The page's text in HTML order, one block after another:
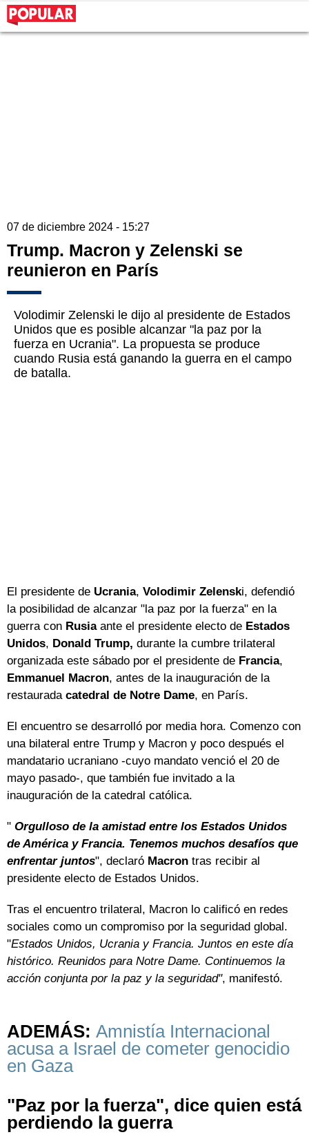
07 de diciembre 2024 - 15:27
Trump. Macron y Zelenski se
reunieron en París
Volodimir Zelenski le dijo al presidente de Estados
Unidos que es posible alcanzar "la paz por la
fuerza en Ucrania". La propuesta se produce
cuando Rusia está ganando la guerra en el campo
de batalla.
El presidente de Ucrania, Volodimir Zelenski, defendió
la posibilidad de alcanzar "la paz por la fuerza" en la
guerra con Rusia ante el presidente electo de Estados
Unidos, Donald Trump, durante la cumbre trilateral
organizada este sábado por el presidente de Francia,
Emmanuel Macron, antes de la inauguración de la
restaurada catedral de Notre Dame, en París.
El encuentro se desarrolló por media hora. Comenzo con
una bilateral entre Trump y Macron y poco después el
mandatario ucraniano -cuyo mandato venció el 20 de
mayo pasado-, que también fue invitado a la
inauguración de la catedral católica.
" Orgulloso de la amistad entre los Estados Unidos
de América y Francia. Tenemos muchos desafíos que
enfrentar juntos", declaró Macron tras recibir al
presidente electo de Estados Unidos.
Tras el encuentro trilateral, Macron lo calificó en redes
sociales como un compromiso por la seguridad global.
"Estados Unidos, Ucrania y Francia. Juntos en este día
histórico. Reunidos para Notre Dame. Continuemos la
acción conjunta por la paz y la seguridad", manifestó.
ADEMÁS: Amnistía Internacional
acusa a Israel de cometer genocidio
en Gaza
"Paz por la fuerza", dice quien está
perdiendo la guerra